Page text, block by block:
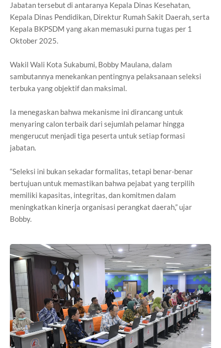
Jabatan tersebut di antaranya Kepala Dinas Kesehatan,
Kepala Dinas Pendidikan, Direktur Rumah Sakit Daerah, serta
Kepala BKPSDM yang akan memasuki purna tugas per 1
Oktober 2025.
Wakil Wali Kota Sukabumi, Bobby Maulana, dalam
sambutannya menekankan pentingnya pelaksanaan seleksi
terbuka yang objektif dan maksimal.
Ia menegaskan bahwa mekanisme ini dirancang untuk
menyaring calon terbaik dari sejumlah pelamar hingga
mengerucut menjadi tiga peserta untuk setiap formasi
jabatan.
“Seleksi ini bukan sekadar formalitas, tetapi benar-benar
bertujuan untuk memastikan bahwa pejabat yang terpilih
memiliki kapasitas, integritas, dan komitmen dalam
meningkatkan kinerja organisasi perangkat daerah,” ujar
Bobby.